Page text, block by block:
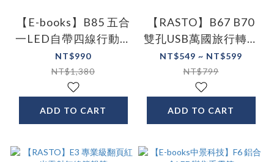
【E-books】B85 五合
一LED自帶四線行動電
源
NT$990
NT$1,380
ADD TO CART
【RASTO】B67 B70
雙孔USB萬國旅行轉接
頭充電器
NT$549 ~ NT$599
NT$799
ADD TO CART